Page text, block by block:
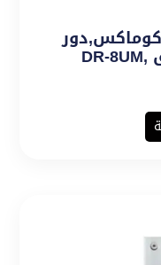
كوماكس,دور